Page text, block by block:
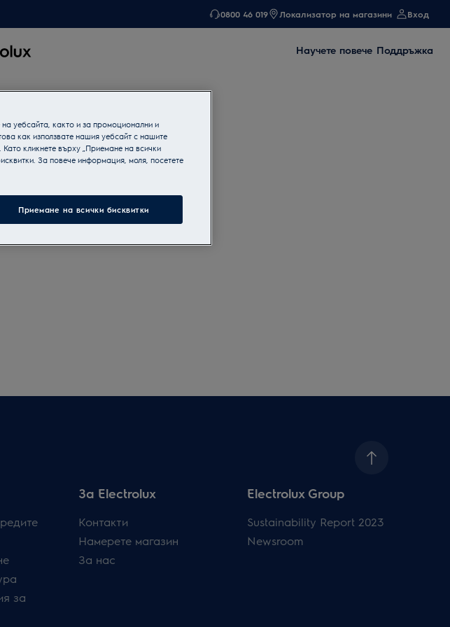
0800 46 019 Локализатор на магазини Вход
Научете повече Поддръжка
за
За Electrolux
Контакти
Намерете магазин
За нас
Electrolux Group
Sustainability Report 2023
Newsroom
на уебсайта, както и за промоционални и
как използвате нашия уебсайт с нашите
кликнете върху „Приемане на всички
За повече информация, моля, посетете
Приемане на всички бисквитки